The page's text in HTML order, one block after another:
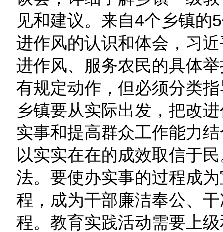
见和建议。来自4个乡镇的
进作风的认识和体会，习
进作风、服务农民的具体
有规定动作，但必须分类
乡镇要从实际出发，把改
实事和提高群众工作能力
以实实在在的成效取信于
法。要使办实事的过程成
程，成为干部廉洁奉公、
程。教育实践活动需要上